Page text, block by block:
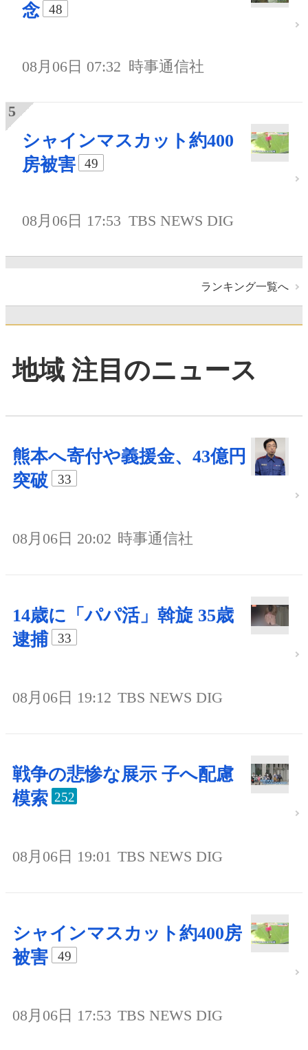
念
48
08月06日 07:32 時事通信社
シャインマスカット約400
房被害
49
08月06日 17:53 TBS NEWS DIG
ランキング一覧へ
地域 注目のニュース
熊本へ寄付や義援金、43億円
突破
33
08月06日 20:02 時事通信社
14歳に「パパ活」斡旋 35歳
逮捕
33
08月06日 19:12 TBS NEWS DIG
戦争の悲惨な展示 子へ配慮
模索 252
08月06日 19:01 TBS NEWS DIG
シャインマスカット約400房
被害
49
08月06日 17:53 TBS NEWS DIG